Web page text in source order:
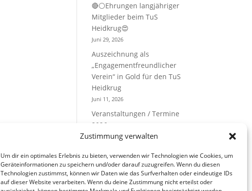
Zustimmung verwalten
Um dir ein optimales Erlebnis zu bieten, verwenden wir Technologien wie Cookies, um
Geräteinformationen zu speichern und/oder darauf zuzugreifen. Wenn du diesen
Technologien zustimmst, können wir Daten wie das Surfverhalten oder eindeutige IDs
auf dieser Website verarbeiten. Wenn du deine Zustimmung nicht erteilst oder
🔴⚪Ehrungen langjähriger
Mitglieder beim TuS
Heidkrug😍
Juni 29, 2026
Auszeichnung als
„Engagementfreundlicher
Verein“ in Gold für den TuS
Heidkrug
Juni 11, 2026
Veranstaltungen / Termine
2026
Mai 10, 2026
Kategorien